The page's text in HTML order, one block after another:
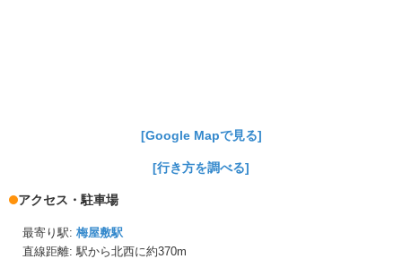
[Google Mapで見る]
[行き方を調べる]
アクセス・駐車場
最寄り駅: 梅屋敷駅
直線距離: 駅から北西に約370m